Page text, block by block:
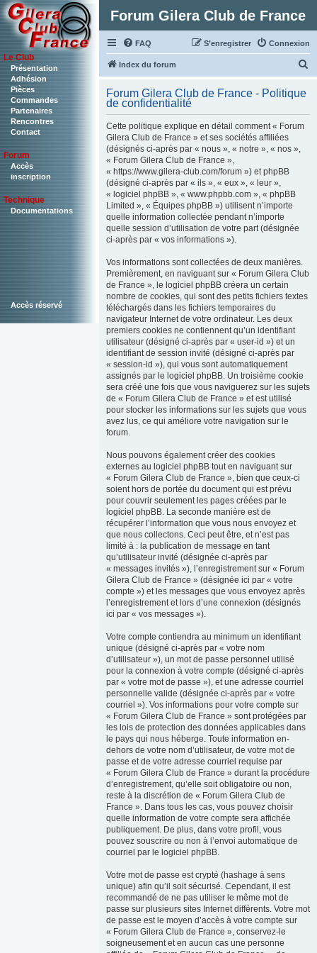
Le Club
Présentation
Adhésion
Pièces
Commandes
Partenaires
Rencontres
Contact
Forum
Accès
inscription
Technique
Documentations
Accès réservé
Forum Gilera Club de France
FAQ Connexion
S’enregistrer
Index du forum
h
Forum Gilera Club de France - Politique
de confidentialité
Cette politique explique en détail comment « Forum
Gilera Club de France » et ses sociétés affiliées
(désignés ci-après par « nous », « notre », « nos »,
« Forum Gilera Club de France »,
« https://www.gilera-club.com/forum ») et phpBB
(désigné ci-après par « ils », « eux », « leur »,
« logiciel phpBB », « www.phpbb.com », « phpBB
Limited », « Équipes phpBB ») utilisent n’importe
quelle information collectée pendant n’importe
quelle session d’utilisation de votre part (désignée
ci-après par « vos informations »).
Vos informations sont collectées de deux manières.
Premièrement, en naviguant sur « Forum Gilera Club
de France », le logiciel phpBB créera un certain
nombre de cookies, qui sont des petits fichiers textes
téléchargés dans les fichiers temporaires du
navigateur Internet de votre ordinateur. Les deux
premiers cookies ne contiennent qu’un identifiant
utilisateur (désigné ci-après par « user-id ») et un
identifiant de session invité (désigné ci-après par
« session-id »), qui vous sont automatiquement
assignés par le logiciel phpBB. Un troisième cookie
sera créé une fois que vous naviguerez sur les sujets
de « Forum Gilera Club de France » et est utilisé
pour stocker les informations sur les sujets que vous
avez lus, ce qui améliore votre navigation sur le
forum.
Nous pouvons également créer des cookies
externes au logiciel phpBB tout en naviguant sur
« Forum Gilera Club de France », bien que ceux-ci
soient hors de portée du document qui est prévu
pour couvrir seulement les pages créées par le
logiciel phpBB. La seconde manière est de
récupérer l’information que vous nous envoyez et
que nous collectons. Ceci peut être, et n’est pas
limité à : la publication de message en tant
qu’utilisateur invité (désignée ci-après par
« messages invités »), l’enregistrement sur « Forum
Gilera Club de France » (désignée ici par « votre
compte ») et les messages que vous envoyez après
l’enregistrement et lors d’une connexion (désignés
ici par « vos messages »).
Votre compte contiendra au minimum un identifiant
unique (désigné ci-après par « votre nom
d’utilisateur »), un mot de passe personnel utilisé
pour la connexion à votre compte (désigné ci-après
par « votre mot de passe »), et une adresse courriel
personnelle valide (désignée ci-après par « votre
courriel »). Vos informations pour votre compte sur
« Forum Gilera Club de France » sont protégées par
les lois de protection des données applicables dans
le pays qui nous héberge. Toute information en-
dehors de votre nom d’utilisateur, de votre mot de
passe et de votre adresse courriel requise par
« Forum Gilera Club de France » durant la procédure
d’enregistrement, qu’elle soit obligatoire ou non,
reste à la discrétion de « Forum Gilera Club de
France ». Dans tous les cas, vous pouvez choisir
quelle information de votre compte sera affichée
publiquement. De plus, dans votre profil, vous
pouvez souscrire ou non à l’envoi automatique de
courriel par le logiciel phpBB.
Votre mot de passe est crypté (hashage à sens
unique) afin qu’il soit sécurisé. Cependant, il est
recommandé de ne pas utiliser le même mot de
passe sur plusieurs sites Internet différents. Votre mot
de passe est le moyen d’accès à votre compte sur
« Forum Gilera Club de France », conservez-le
soigneusement et en aucun cas une personne